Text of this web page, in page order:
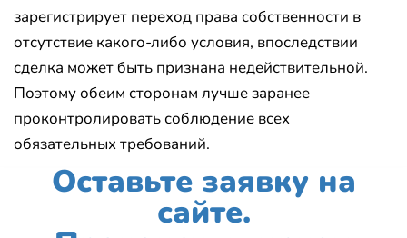
зарегистрирует переход права собственности в
отсутствие какого-либо условия, впоследствии
сделка может быть признана недействительной.
Поэтому обеим сторонам лучше заранее
проконтролировать соблюдение всех
обязательных требований.
Оставьте заявку на
сайте.